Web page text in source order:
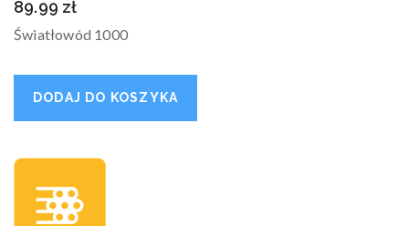
89.99 zł
Światłowód 1000
DODAJ DO KOSZYKA